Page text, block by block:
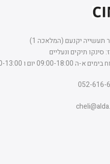
תעשייה יקנעם (המלאכה 1)
סינקו תיקים ונעליים
א-ה 09:00-18:00 יום ו 08:00-13:00,
052-616-